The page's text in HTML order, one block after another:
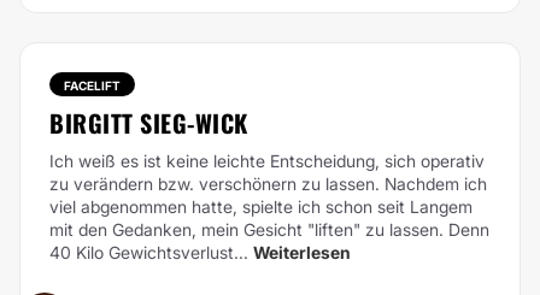
FACELIFT
BIRGITT SIEG-WICK
Ich weiß es ist keine leichte Entscheidung, sich operativ
zu verändern bzw. verschönern zu lassen. Nachdem ich
viel abgenommen hatte, spielte ich schon seit Langem
mit den Gedanken, mein Gesicht "liften" zu lassen. Denn
40 Kilo Gewichtsverlust... Weiterlesen